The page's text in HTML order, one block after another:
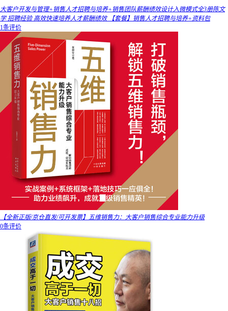
大客户开发与管理+销售人才招聘与培养+销售团队薪酬绩效设计入微模式全3册陈文
学 招聘经验 高效快速培养人才薪酬绩效 【套餐】销售人才招聘与培养+资料包
1条评价
【全新正版/京仓直发/可开发票】五维销售力：大客户销售综合专业能力升级
0条评价